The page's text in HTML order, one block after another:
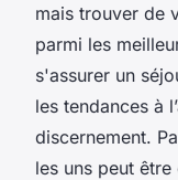
mais trouver de
parmi les
s'assurer un
les tendances à
discernement.
les uns peut